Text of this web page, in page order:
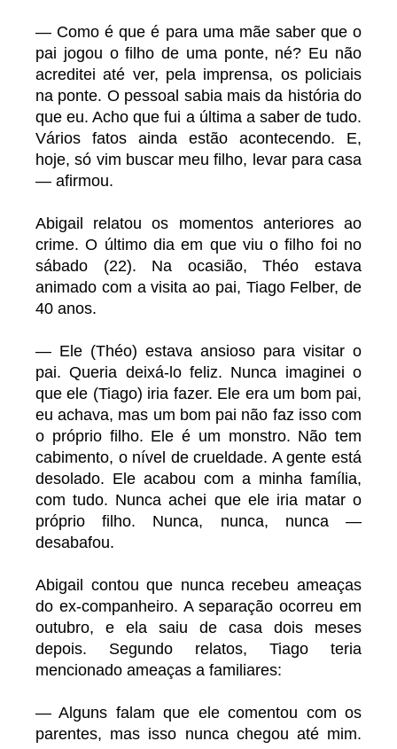
— Como é que é para uma mãe saber que o
pai jogou o filho de uma ponte, né? Eu não
acreditei até ver, pela imprensa, os policiais
na ponte. O pessoal sabia mais da história do
que eu. Acho que fui a última a saber de tudo.
Vários fatos ainda estão acontecendo. E,
hoje, só vim buscar meu filho, levar para casa
— afirmou.
Abigail relatou os momentos anteriores ao
crime. O último dia em que viu o filho foi no
sábado (22). Na ocasião, Théo estava
animado com a visita ao pai, Tiago Felber, de
40 anos.
— Ele (Théo) estava ansioso para visitar o
pai. Queria deixá-lo feliz. Nunca imaginei o
que ele (Tiago) iria fazer. Ele era um bom pai,
eu achava, mas um bom pai não faz isso com
o próprio filho. Ele é um monstro. Não tem
cabimento, o nível de crueldade. A gente está
desolado. Ele acabou com a minha família,
com tudo. Nunca achei que ele iria matar o
próprio filho. Nunca, nunca, nunca —
desabafou.
Abigail contou que nunca recebeu ameaças
do ex-companheiro. A separação ocorreu em
outubro, e ela saiu de casa dois meses
depois. Segundo relatos, Tiago teria
mencionado ameaças a familiares:
— Alguns falam que ele comentou com os
parentes, mas isso nunca chegou até mim.